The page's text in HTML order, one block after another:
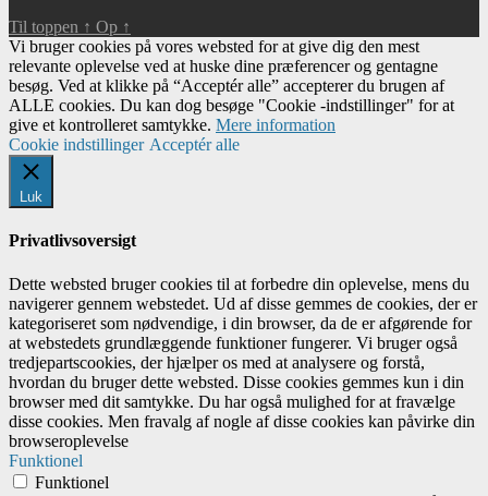
Til toppen ↑ Op ↑
Vi bruger cookies på vores websted for at give dig den mest
relevante oplevelse ved at huske dine præferencer og gentagne
besøg. Ved at klikke på “Acceptér alle” accepterer du brugen af ​​
ALLE cookies. Du kan dog besøge "Cookie -indstillinger" for at
give et kontrolleret samtykke. Mere information
Cookie indstillinger Acceptér alle
Luk
Privatlivsoversigt
Dette websted bruger cookies til at forbedre din oplevelse, mens du
navigerer gennem webstedet. Ud af disse gemmes de cookies, der er
kategoriseret som nødvendige, i din browser, da de er afgørende for
at webstedets grundlæggende funktioner fungerer. Vi bruger også
tredjepartscookies, der hjælper os med at analysere og forstå,
hvordan du bruger dette websted. Disse cookies gemmes kun i din
browser med dit samtykke. Du har også mulighed for at fravælge
disse cookies. Men fravalg af nogle af disse cookies kan påvirke din
browseroplevelse
Funktionel
Funktionel